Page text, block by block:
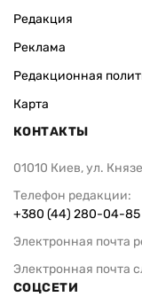
Редакция
Реклама
Редакционная
Карта
КОНТАКТЫ
01010 Киев, ул.
Телефон редакции:
+380 (44) 280-04-85
Электронная почта
Электронная почта
СОЦСЕТИ